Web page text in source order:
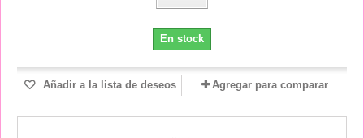
En stock
Añadir a la lista de deseos Agregar para comparar